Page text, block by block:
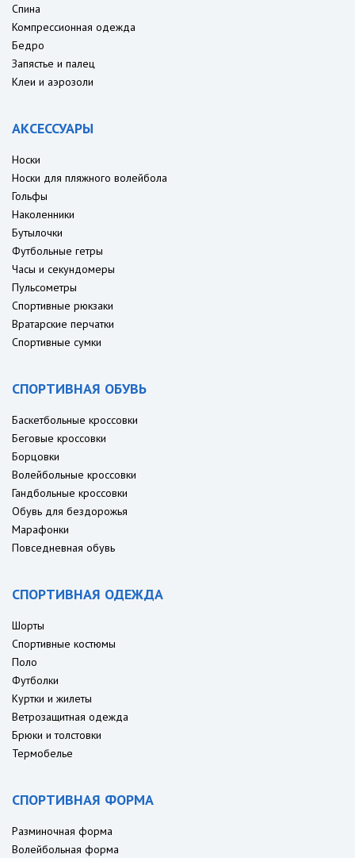
Спина
Компрессионная одежда
Бедро
Запястье и палец
Клеи и аэрозоли
АКСЕССУАРЫ
Носки
Носки для пляжного волейбола
Гольфы
Наколенники
Бутылочки
Футбольные гетры
Часы и секундомеры
Пульсометры
Спортивные рюкзаки
Вратарские перчатки
Спортивные сумки
СПОРТИВНАЯ ОБУВЬ
Баскетбольные кроссовки
Беговые кроссовки
Борцовки
Волейбольные кроссовки
Гандбольные кроссовки
Обувь для бездорожья
Марафонки
Повседневная обувь
СПОРТИВНАЯ ОДЕЖДА
Шорты
Спортивные костюмы
Поло
Футболки
Куртки и жилеты
Ветрозащитная одежда
Брюки и толстовки
Термобелье
СПОРТИВНАЯ ФОРМА
Разминочная форма
Волейбольная форма